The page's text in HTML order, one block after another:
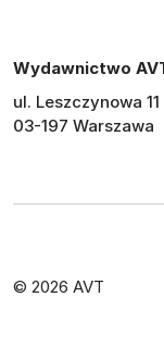
Wydawnictwo
ul. Leszczynowa 11
03-197 Warszawa
© 2026 AVT